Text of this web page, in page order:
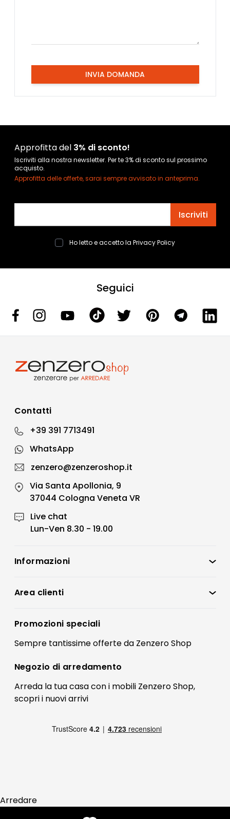
INVIA DOMANDA
Approfitta del 3% di sconto!
Iscriviti alla nostra newsletter. Per te 3% di sconto sul prossimo
acquisto.
Approfitta delle offerte, sarai sempre avvisato in anteprima.
Iscriviti
Ho letto e accetto la Privacy Policy
Seguici
Contatti
+39 391 7713491
WhatsApp
zenzero@zenzeroshop.it
Via Santa Apollonia, 9
37044 Cologna Veneta VR
Live chat
Lun-Ven 8.30 - 19.00
Informazioni
Condizioni di vendita
Preferenze Cookies
Termini e condizioni
Contatti
FAQ
Pagamenti
Area clienti
Registrati
Il mio account
Promozioni speciali
Sempre tantissimeofferteda Zenzero Shop
Negozio di arredamento
Arreda la tua casa con i mobili Zenzero Shop,
scopri i nuovi arrivi
Arredare